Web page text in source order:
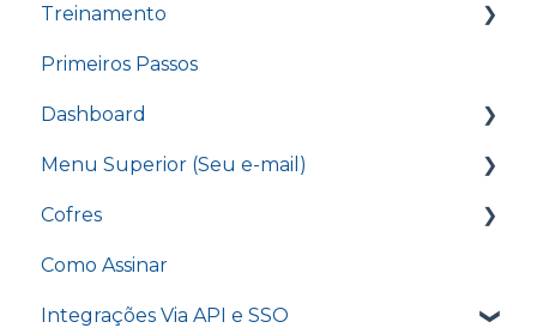
Treinamento
Treinamento - Conhecendo o nosso
para assinatura
Treinamento - Opções do cofre
Treinamento - Pontos de autenticação
Treinamento - D4Sign.AI
Primeiros Passos
Dashboard
Caixa de Entrada
D4Sign CLM
Grupo de Assinatura
Envio em Lote
Menu Superior (Seu e-mail)
Editar assinatura
Faturamentos
Certificados A1
Cofres
Novo Documento
Opções do Cofre
Como Assinar
Integrações Via API e SSO